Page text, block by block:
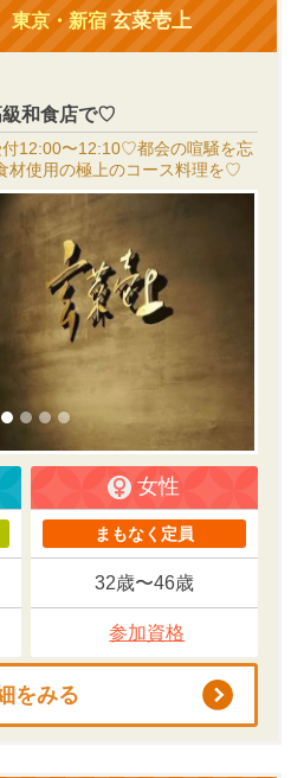
東京・新宿玄菜壱上
級和食店で♡
12:00〜12:10♡都会の喧騒を忘
材使用の極上のコース料理を♡
女性
まもなく定員
32歳〜46歳
参加資格
をみる